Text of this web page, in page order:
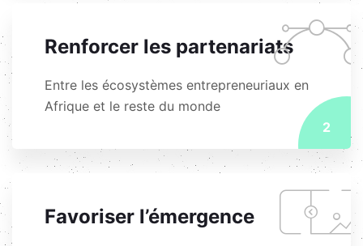
Renforcer les partenariats
Entre les écosystèmes entrepreneuriaux en
Afrique et le reste du monde
2
Favoriser l’émergence